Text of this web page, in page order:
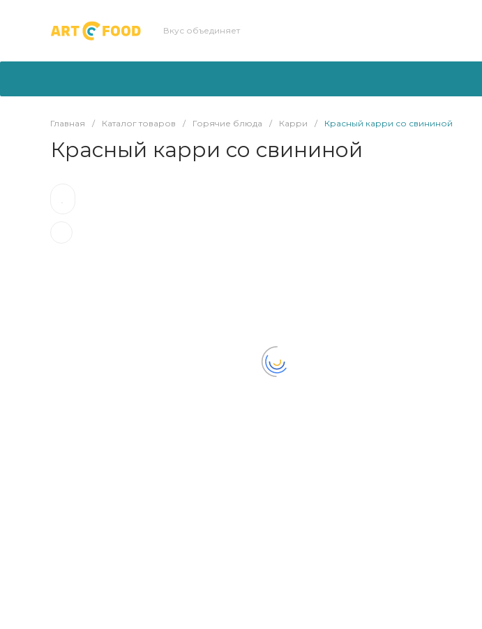
Вкус объединяет
Главная / Каталог товаров / Горячие блюда / Карри / Красный карри со свининой
Красный карри со свининой